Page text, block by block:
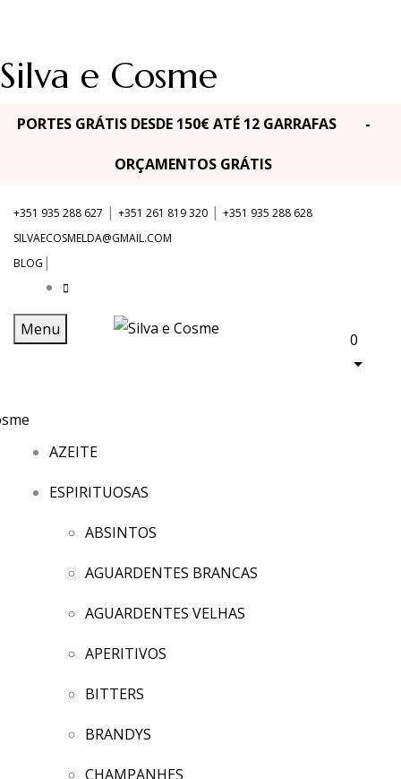
Silva e Cosme
PORTES GRÁTIS DESDE 150€ ATÉ 12 GARRAFAS -
ORÇAMENTOS GRÁTIS
+351 935 288 627 | +351 261 819 320 | +351 935 288 628
SILVAECOSMELDA@GMAIL.COM
BLOG |
Menu
0
AZEITE
ESPIRITUOSAS
ABSINTOS
AGUARDENTES BRANCAS
AGUARDENTES VELHAS
APERITIVOS
BITTERS
BRANDYS
CHAMPANHES